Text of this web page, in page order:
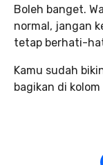
Boleh banget.
normal, jangan
tetap berhati-
Kamu sudah
bagikan di